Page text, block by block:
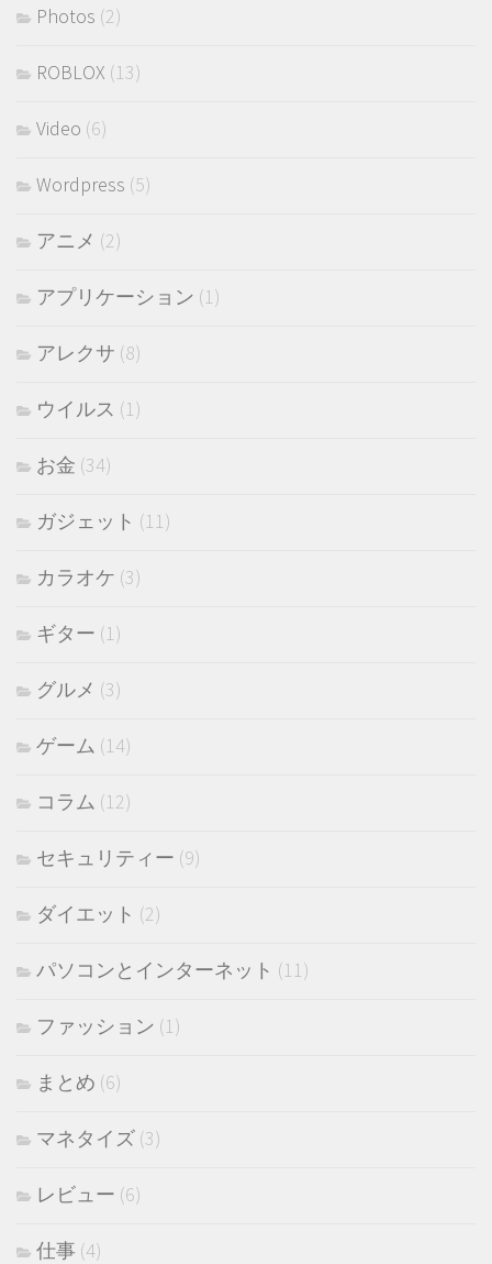
Photos (2)
ROBLOX (13)
Video (6)
Wordpress (5)
アニメ (2)
アプリケーション (1)
アレクサ (8)
ウイルス (1)
お金 (34)
ガジェット (11)
カラオケ (3)
ギター (1)
グルメ (3)
ゲーム (14)
コラム (12)
セキュリティー (9)
ダイエット (2)
パソコンとインターネット (11)
ファッション (1)
まとめ (6)
マネタイズ (3)
レビュー (6)
仕事 (4)